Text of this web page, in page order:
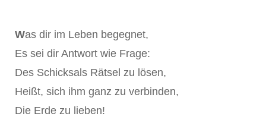
Was dir im Leben begegnet,
Es sei dir Antwort wie Frage:
Des Schicksals Rätsel zu lösen,
Heißt, sich ihm ganz zu verbinden,
Die Erde zu lieben!